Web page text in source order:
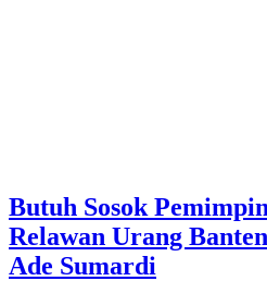
Butuh Sosok
Relawan Urang
Ade Sumardi